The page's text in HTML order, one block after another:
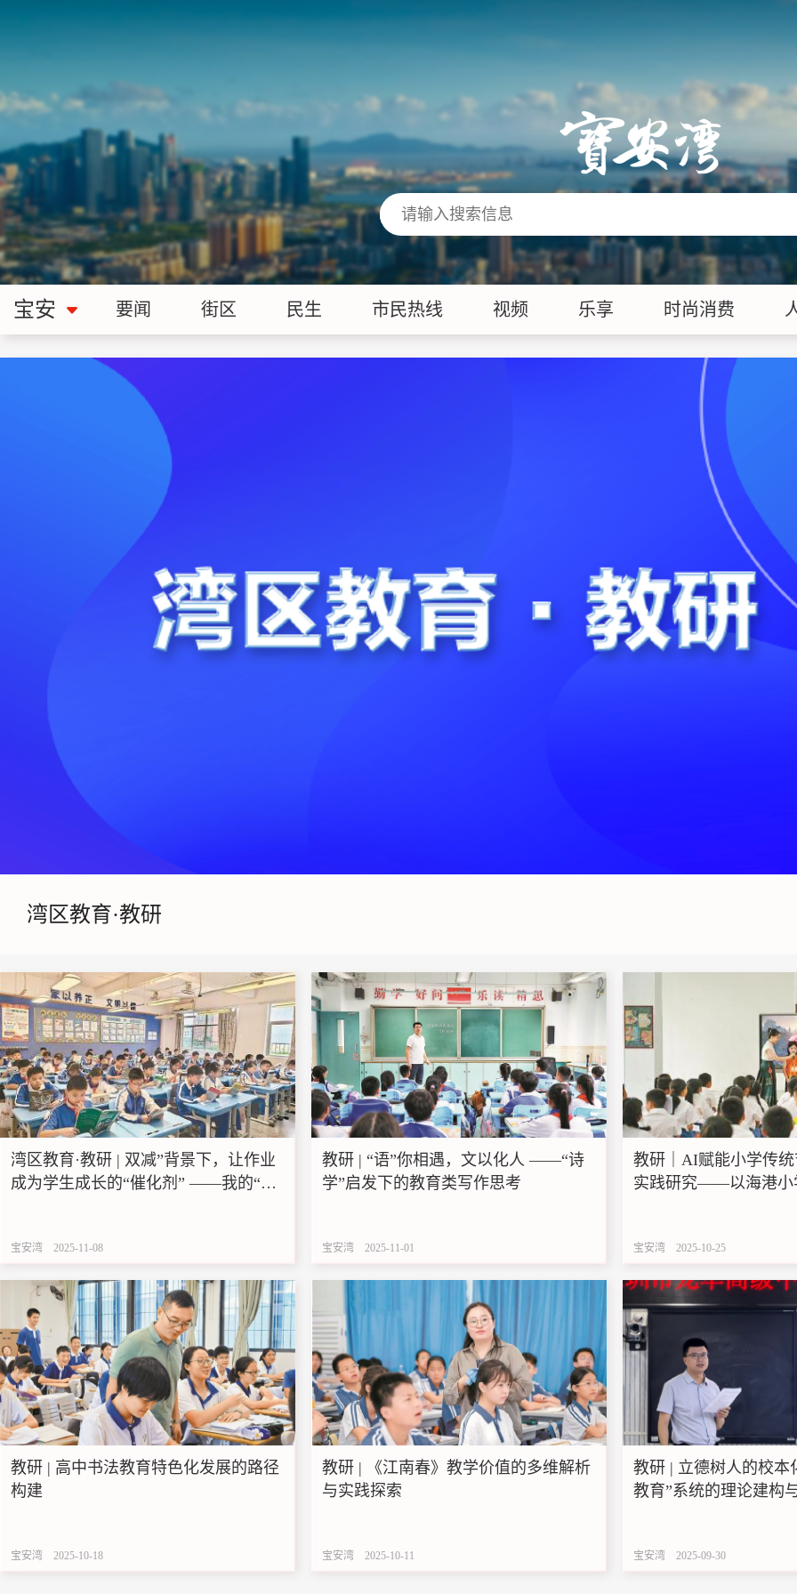
宝安 要闻 街区 民生 市民热线 视频 乐享 时尚消费
湾区教育·教研
湾区教育·教研 | 双减”背景下，让作业
成为学生成长的“催化剂” ——我的“作
宝安湾 2025-11-08
教研 | “语”你相遇，文以化人 ——“诗
学”启发下的教育类写作思考
宝安湾 2025-11-01
教研｜AI赋能小学传
实践研究——以海港小
宝安湾 2025-10-25
教研 | 高中书法教育特色化发展的路径
构建
宝安湾 2025-10-18
教研 | 《江南春》教学价值的多维解析
与实践探索
宝安湾 2025-10-11
教研 | 立德树人的校本
教育”系统的理论建构
宝安湾 2025-09-30